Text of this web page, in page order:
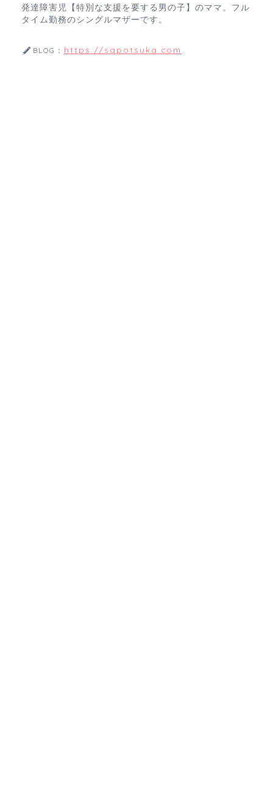
発達障害児【特別な支援を要する男の子】のママ。フル
タイム勤務のシングルマザーです。
BLOG： https://sapotsuka.com